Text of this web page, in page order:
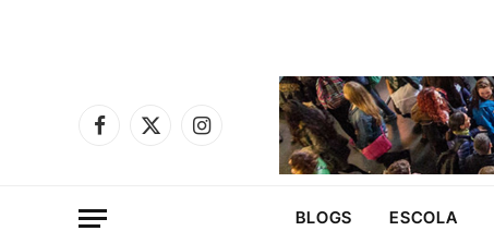
Facebook
X
Instagram
BLOGS ESCOLA